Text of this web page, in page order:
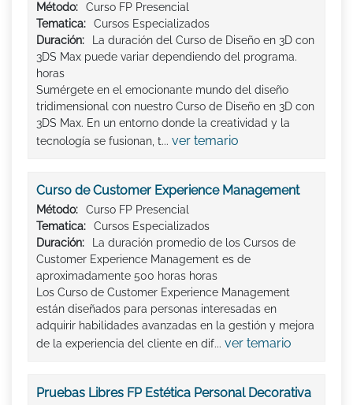
Método:
Curso FP Presencial
Tematica:
Cursos Especializados
Duración:
La duración del Curso de Diseño en 3D con
3DS Max puede variar dependiendo del programa.
horas
Sumérgete en el emocionante mundo del diseño
tridimensional con nuestro Curso de Diseño en 3D con
3DS Max. En un entorno donde la creatividad y la
tecnología se fusionan, t... ver temario
Curso de Customer Experience Management
Método:
Curso FP Presencial
Tematica:
Cursos Especializados
Duración:
La duración promedio de los Cursos de
Customer Experience Management es de
aproximadamente 500 horas horas
Los Curso de Customer Experience Management
están diseñados para personas interesadas en
adquirir habilidades avanzadas en la gestión y mejora
de la experiencia del cliente en dif... ver temario
Pruebas Libres FP Estética Personal Decorativa